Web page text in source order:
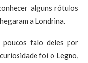
alguns rótulos
a Londrina.
falo deles por
foi o Legno,